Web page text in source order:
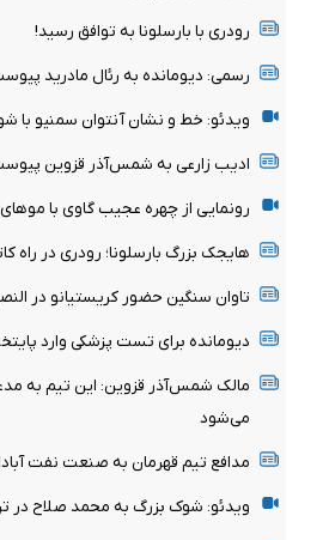
رودری با بارسلونا به توافق رسید!
رسمی: دیومانده به رئال مادرید
ویدئو: خط و نشان آنتوان سمنیو با
ادیب زارعی به شمس‌آذر قزوین
رونمایی از چهره عجیب گاوی با
هایجک بزرگ بارسلونا؛ رودری در راه
تاوان سنگین حضور کریستیانو در
دیومانده برای تست پزشکی وارد
مالک شمس‌آذر قزوین: این تیم به
می‌شود
مدافع تیم قهرمان به صنعت نفت
ویدئو: شوک بزرگ به محمد صلاح در